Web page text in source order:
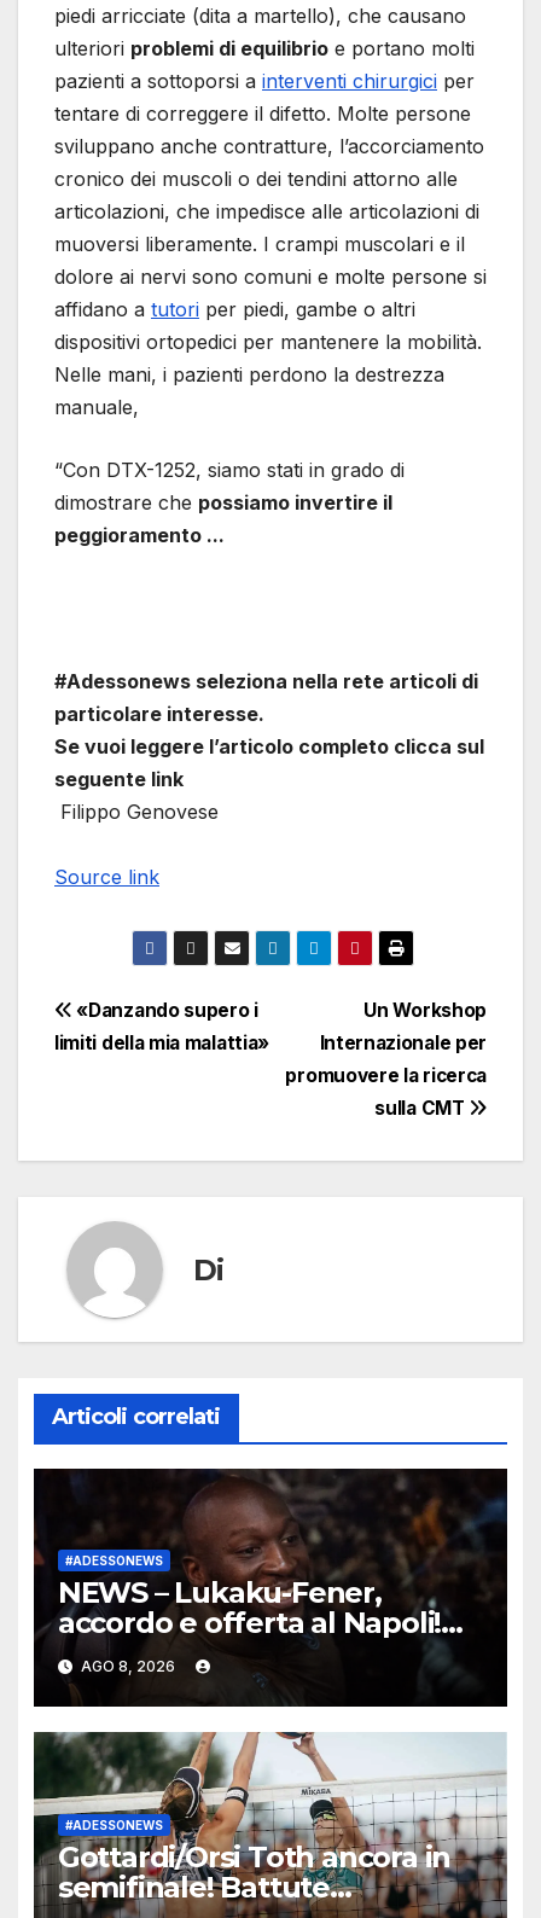
piedi arricciate (dita a martello), che causano
ulteriori problemi di equilibrio e portano molti
pazienti a sottoporsi a interventi chirurgici per
tentare di correggere il difetto. Molte persone
sviluppano anche contratture, l’accorciamento
cronico dei muscoli o dei tendini attorno alle
articolazioni, che impedisce alle articolazioni di
muoversi liberamente. I crampi muscolari e il
dolore ai nervi sono comuni e molte persone si
affidano a tutori per piedi, gambe o altri
dispositivi ortopedici per mantenere la mobilità.
Nelle mani, i pazienti perdono la destrezza
manuale,
“Con DTX-1252, siamo stati in grado di
dimostrare che possiamo invertire il
peggioramento ...
#Adessonews seleziona nella rete articoli di
particolare interesse.
Se vuoi leggere l’articolo completo clicca sul
seguente link
Filippo Genovese
Source link
Navigazione
Un Workshop
Internazionale per
promuovere la ricerca
sulla CMT
«Danzando supero i
limiti della mia malattia»
Di
Articoli correlati
#ADESSONEWS
NEWS – Lukaku-Fener,
accordo e offerta al Napoli!
Calha, Kristensen, Endrick,
Rowe e triplo colpo Frosinone
AGO 8, 2026
#ADESSONEWS
Gottardi/Orsi Toth ancora in
semifinale! Battute